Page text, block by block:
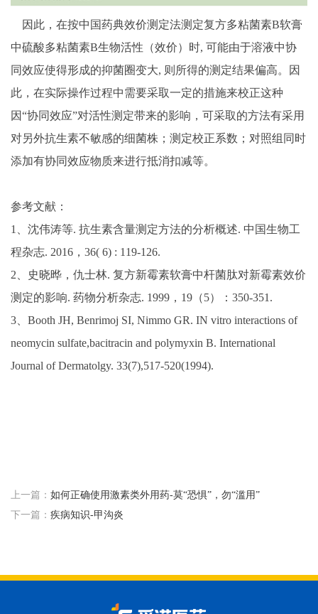
因此，在按中国药典效价测定法测定复方多粘菌素B软膏
中硫酸多粘菌素B生物活性（效价）时, 可能由于溶液中协
同效应使得形成的抑菌圈变大, 则所得的测定结果偏高。因
此，在实际操作过程中需要采取一定的措施来校正这种
因“协同效应”对活性测定带来的影响，可采取的方法有采用
对另外抗生素不敏感的细菌株；测定校正系数；对照组同时
添加有协同效应物质来进行抵消扣减等。
参考文献：
1、沈伟涛等. 抗生素含量测定方法的分析概述. 中国生物工
程杂志. 2016，36( 6) : 119-126.
2、史晓晔，仇士林. 复方新霉素软膏中杆菌肽对新霉素效价
测定的影响. 药物分析杂志. 1999，19（5）：350-351.
3、Booth JH, Benrimoj SI, Nimmo GR. IN vitro interactions of
neomycin sulfate,bacitracin and polymyxin B. International
Journal of Dermatolgy. 33(7),517-520(1994).
上一篇： 如何正确使用激素类外用药-莫“恐惧”，勿“滥用”
下一篇： 疾病知识-甲沟炎